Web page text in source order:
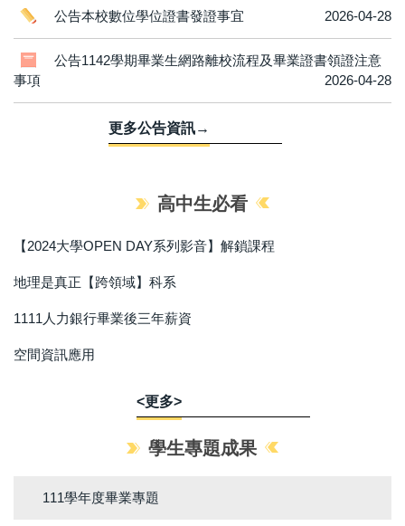
公告本校數位學位證書發證事宜 2026-04-28
公告1142學期畢業生網路離校流程及畢業證書領證注意
事項
2026-04-28
更多公告資訊→
高中生必看
【2024大學OPEN DAY系列影音】解鎖課程
地理是真正【跨領域】科系
1111人力銀行畢業後三年薪資
空間資訊應用
<更多>
學生專題成果
111學年度畢業專題